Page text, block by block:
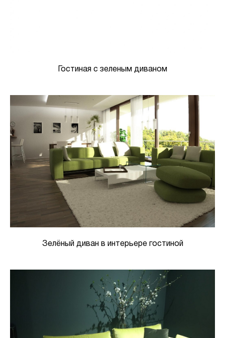
Гостиная с зеленым диваном
Зелёный диван в интерьере гостиной